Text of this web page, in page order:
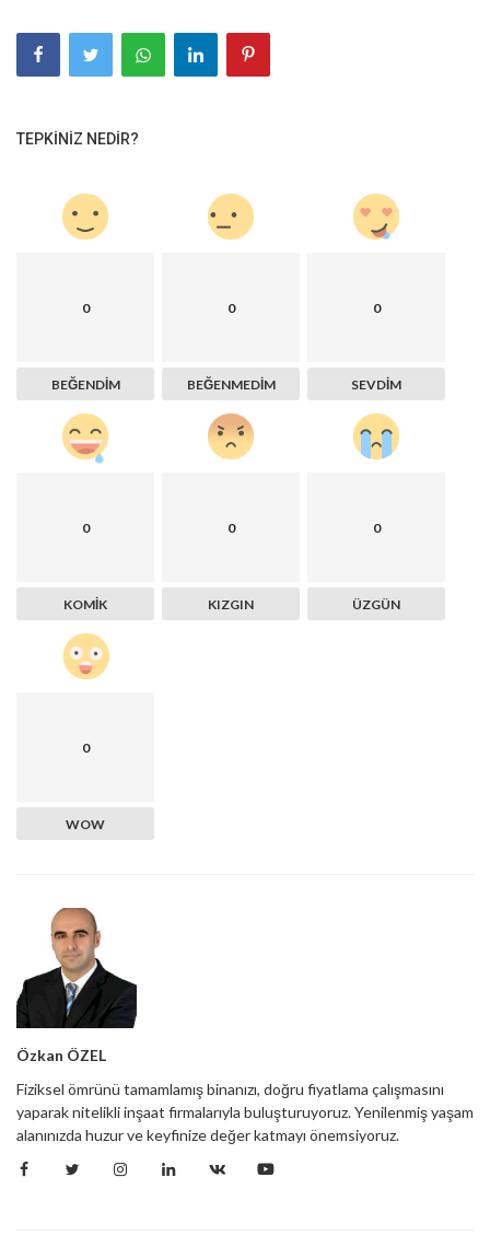
TEPKINIZ NEDIR?
0
BEĞENDIM
0
BEĞENMEDIM
0
SEVDIM
0
KOMIK
0
KIZGIN
0
ÜZGÜN
0
WOW
Özkan ÖZEL
Fiziksel ömrünü tamamlamış binanızı, doğru fiyatlama çalışmasını
yaparak nitelikli inşaat firmalarıyla buluşturuyoruz. Yenilenmiş yaşam
alanınızda huzur ve keyfinize değer katmayı önemsiyoruz.